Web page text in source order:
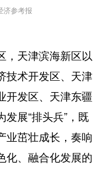
济参考报
天津滨海新区以
术开发区、天津
开发区、天津东疆
展“排头兵”，既
业茁壮成长，奏响
化、融合化发展的